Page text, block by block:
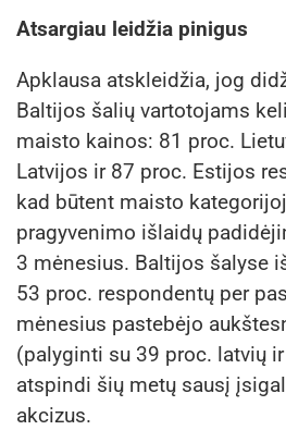
Atsargiau leidžia pinigus
Apklausa atskleidžia, jog
Baltijos šalių vartotojams
maisto kainos: 81 proc.
Latvijos ir 87 proc. Estijos
kad būtent maisto
pragyvenimo išlaidų
3 mėnesius. Baltijos šalyse
53 proc. respondentų per
mėnesius pastebėjo
(palyginti su 39 proc. latvių
atspindi šių metų sausį
akcizus.